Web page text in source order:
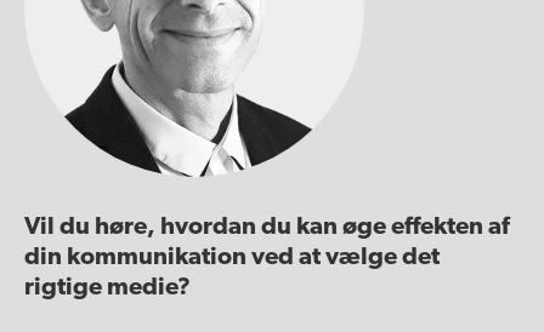
Vil du høre, hvordan du kan øge effekten af
din kommunikation ved at vælge det
rigtige medie?